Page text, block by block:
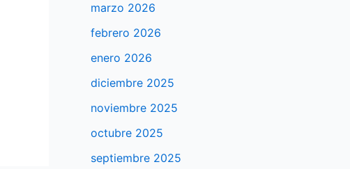
marzo 2026
febrero 2026
enero 2026
diciembre 2025
noviembre 2025
octubre 2025
septiembre 2025